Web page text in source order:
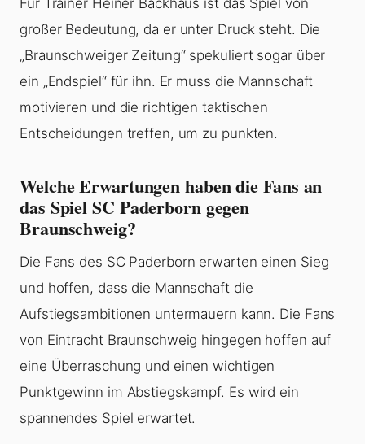
Für Trainer Heiner Backhaus ist das Spiel von
großer Bedeutung, da er unter Druck steht. Die
„Braunschweiger Zeitung“ spekuliert sogar über
ein „Endspiel“ für ihn. Er muss die Mannschaft
motivieren und die richtigen taktischen
Entscheidungen treffen, um zu punkten.
Welche Erwartungen haben die Fans an
das Spiel SC Paderborn gegen
Braunschweig?
Die Fans des SC Paderborn erwarten einen Sieg
und hoffen, dass die Mannschaft die
Aufstiegsambitionen untermauern kann. Die Fans
von Eintracht Braunschweig hingegen hoffen auf
eine Überraschung und einen wichtigen
Punktgewinn im Abstiegskampf. Es wird ein
spannendes Spiel erwartet.